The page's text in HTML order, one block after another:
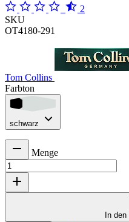
2
SKU
OT4180-291
Tom Collins
Farbton
schwarz
Menge
In